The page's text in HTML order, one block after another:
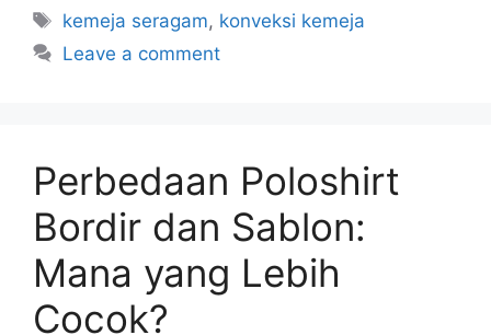
kemeja seragam, konveksi kemeja
Leave a comment
Perbedaan Poloshirt
Bordir dan Sablon:
Mana yang Lebih
Cocok?